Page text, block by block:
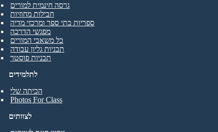
לתלמידים
הכיתה שלי
Photos For Class
גרסה חינמית למורים
חבילות מחוזיות
ספריות בתי ספר ומרכזי מדיה
מפגשי הדרכה
כל משאבי המורים
תבניות גליון עבודה
תבניות פוסטר
לצוותים